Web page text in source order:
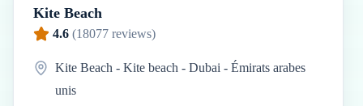
Kite Beach
4.6 (18077 reviews)
Kite Beach - Kite beach - Dubai - Émirats arabes
unis